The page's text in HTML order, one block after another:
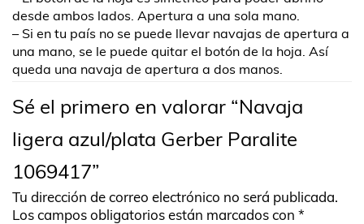
desde ambos lados. Apertura a una sola mano.
– Si en tu país no se puede llevar navajas de apertura a
una mano, se le puede quitar el botón de la hoja. Así
queda una navaja de apertura a dos manos.
Sé el primero en valorar “Navaja
ligera azul/plata Gerber Paralite
1069417”
Tu dirección de correo electrónico no será publicada.
Los campos obligatorios están marcados con *